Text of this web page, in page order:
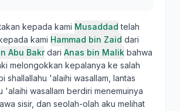
kepada kami Musaddad telah
kami Hammad bin Zaid dari
Abu Bakrdari Anas bin Malik bahwa
melongokkan kepalanya ke salah
shallallahu 'alaihi wasallam, lantas
'alaihi wasallam berdiri menemuinya
sisir, dan seolah-olah aku melihat